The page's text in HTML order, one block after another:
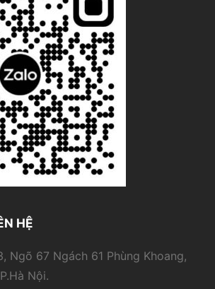
HỆ
Ngõ 67 Ngách 61 Phùng Khoang,
Nội.